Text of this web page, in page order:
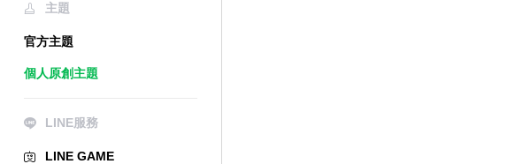
主題
官方主題
個人原創主題
LINE服務
LINE GAME